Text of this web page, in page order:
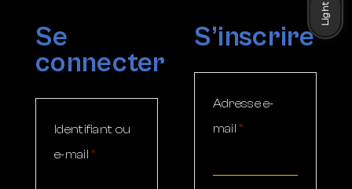
Se
connecter
Identifiant ou
e-mail*
S’inscrire
Adresse e-
mail*
Light